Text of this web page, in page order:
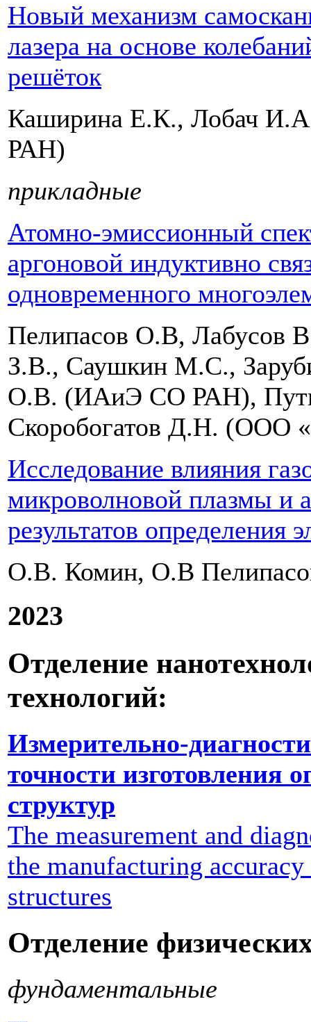
Новый механизм
лазера на основе
решёток
Каширина Е.К., Лобач
РАН)
прикладные
Атомно-эмиссионный
аргоновой индуктивно
одновременного
Пелипасов О.В, Лабусов
З.В., Саушкин М.С.,
О.В. (ИАиЭ СО РАН),
Скоробогатов Д.Н. (ООО
Исследование влияния
микроволновой плазмы и
результатов определения
О.В. Комин, О.В
2023
Отделение
технологий:
Измерительно-
точности изготовления
структур
The measurement and
the manufacturing
structures
Отделение
фундаментальные